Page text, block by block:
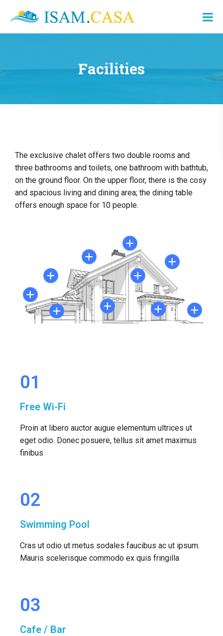
ISAM.CASA
Dove
Cerco
Facilities
The exclusive chalet offers two double rooms and
three bathrooms and toilets, one bathroom with bathtub,
on the ground floor. On the upper floor, there is the cosy
and spacious living and dining area; the dining table
offers enough space for 10 people.
+
+
+
+
+
+
+
+ +
+
01
Free Wi-Fi
Proin at libero auctor augue elementum ultrices ut
eget odio. Donec posuere, tellus sit amet maximus
finibus
02
Swimming Pool
Cras ut odio ut metus sodales faucibus ac ut ipsum.
Mauris scelerisque commodo ex quis fringilla
03
Cafe / Bar